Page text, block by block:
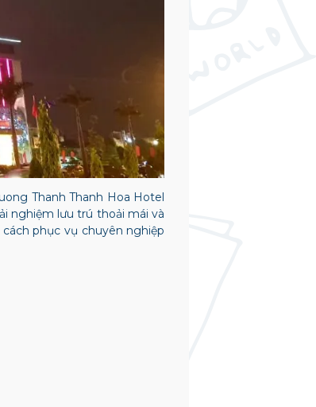
Thanh Thanh Hoa Hotel
nghiệm lưu trú thoải mái và
phục vụ chuyên nghiệp